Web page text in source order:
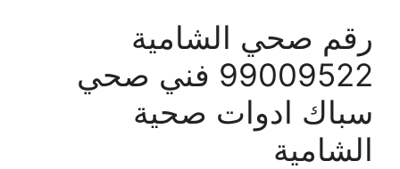
رقم صحي الشامية
99009522 فني صحي
سباك ادوات صحية
الشامية